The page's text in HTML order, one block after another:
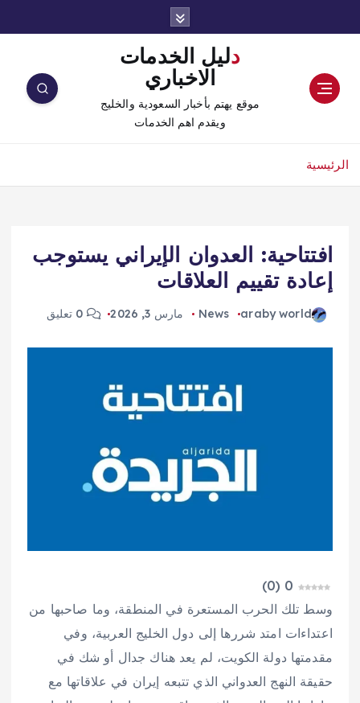
دليل الخدمات
الاخباري
موقع يهتم بأخبار السعودية والخليج
ويقدم اهم الخدمات
الرئيسية
افتتاحية: العدوان الإيراني يستوجب
إعادة تقييم العلاقات
araby world
News مارس 3, 2026
0
(
0
)
وسط تلك الحرب المستعرة في المنطقة، وما صاحبها من
اعتداءات امتد شررها إلى دول الخليج العربية، وفي
مقدمتها دولة الكويت، لم يعد هناك جدال أو شك في
حقيقة النهج العدواني الذي تتبعه إيران في علاقاتها مع